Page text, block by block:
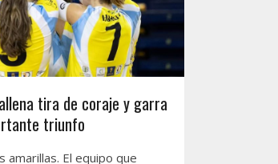
tira de coraje y garra
triunfo
amarillas. El equipo que